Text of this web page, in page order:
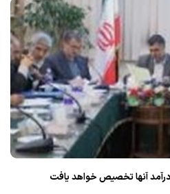
آنها تخصیص خواهد یافت